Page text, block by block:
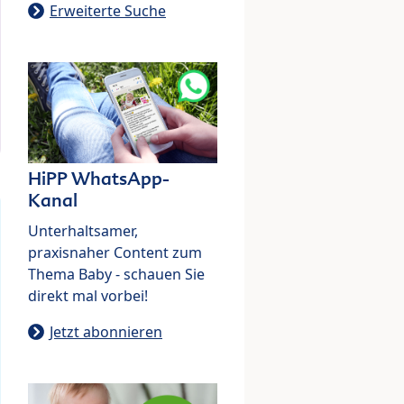
Erweiterte Suche
HiPP WhatsApp-
Kanal
Unterhaltsamer,
praxisnaher Content zum
Thema Baby - schauen Sie
direkt mal vorbei!
Jetzt abonnieren